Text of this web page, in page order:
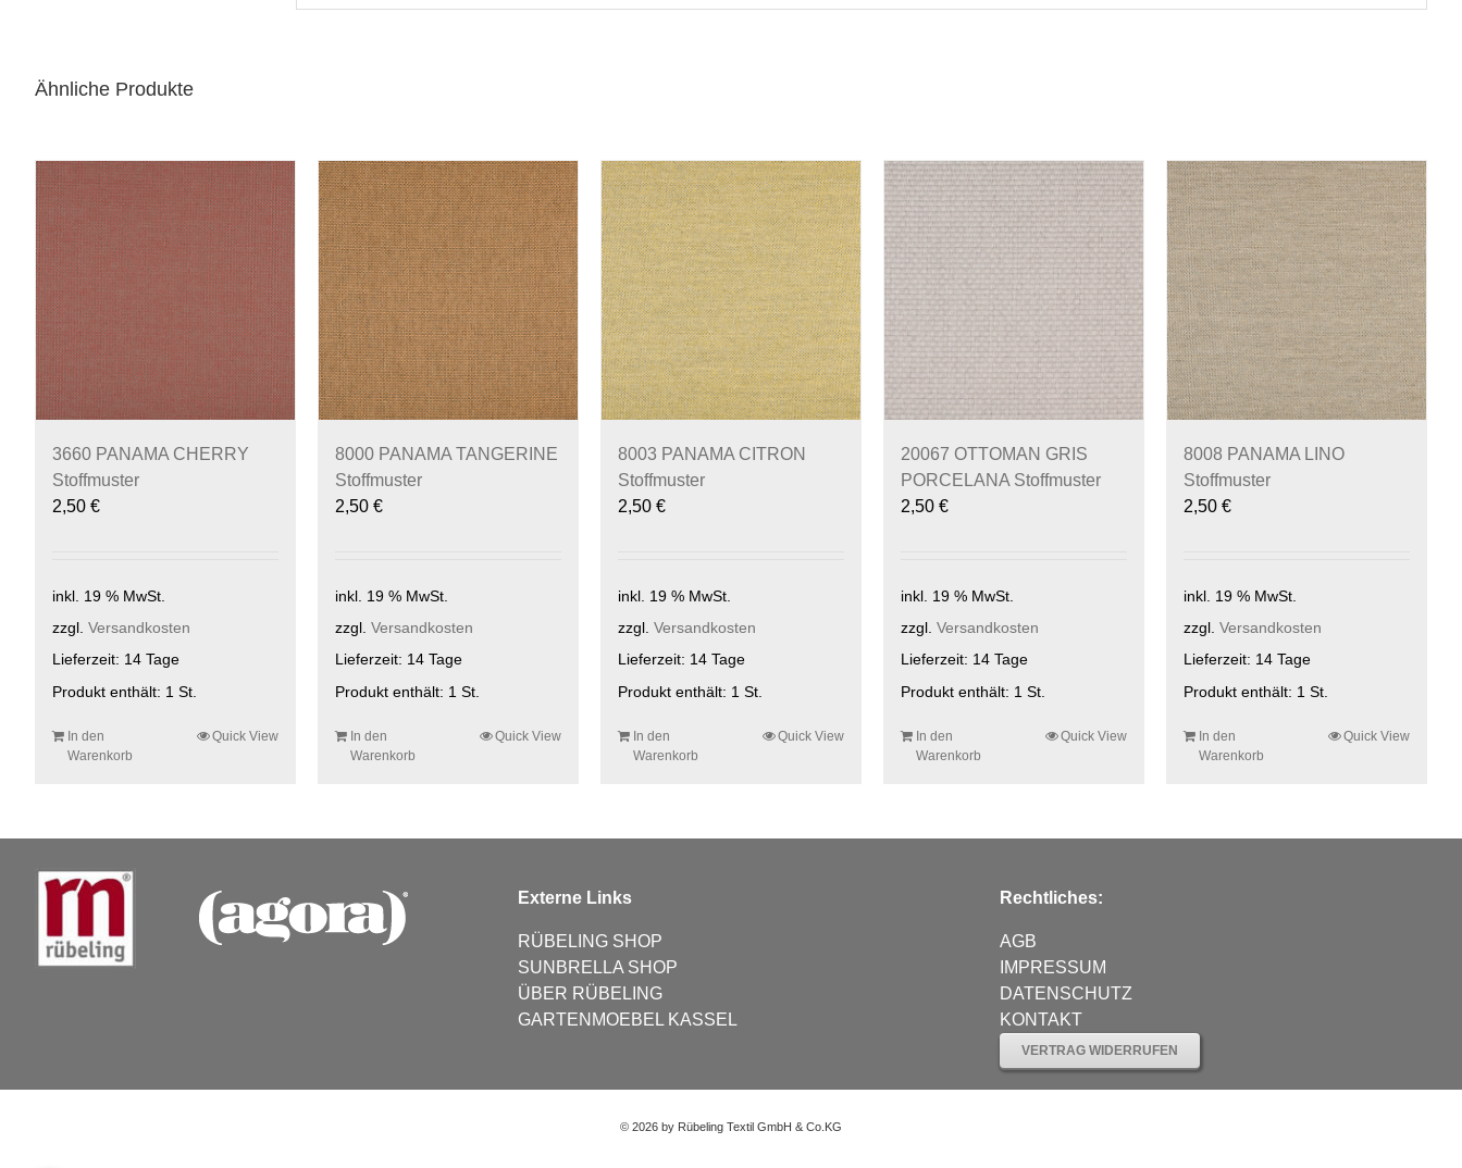
Ähnliche Produkte
3660 PANAMA CHERRY
Stoffmuster
2,50 €
inkl. 19 % MwSt.
zzgl. Versandkosten
Lieferzeit: 14 Tage
Produkt enthält: 1 St.
In den
Warenkorb
Quick View
8000 PANAMA TANGERINE
Stoffmuster
2,50 €
inkl. 19 % MwSt.
zzgl. Versandkosten
Lieferzeit: 14 Tage
Produkt enthält: 1 St.
In den
Warenkorb
Quick View
8003 PANAMA CITRON
Stoffmuster
2,50 €
inkl. 19 % MwSt.
zzgl. Versandkosten
Lieferzeit: 14 Tage
Produkt enthält: 1 St.
In den
Warenkorb
Quick View
20067 OTTOMAN GRIS
PORCELANA Stoffmuster
2,50 €
inkl. 19 % MwSt.
zzgl. Versandkosten
Lieferzeit: 14 Tage
Produkt enthält: 1 St.
In den
Warenkorb
Quick View
8008 PANAMA LINO
Stoffmuster
2,50 €
inkl. 19 % MwSt.
zzgl. Versandkosten
Lieferzeit: 14 Tage
Produkt enthält: 1 St.
In den
Warenkorb
Quick View
Externe Links
RÜBELING SHOP
SUNBRELLA SHOP
ÜBER RÜBELING
GARTENMOEBEL KASSEL
Rechtliches:
AGB
IMPRESSUM
DATENSCHUTZ
KONTAKT
VERTRAG WIDERRUFEN
© 2026 by Rübeling Textil GmbH & Co.KG